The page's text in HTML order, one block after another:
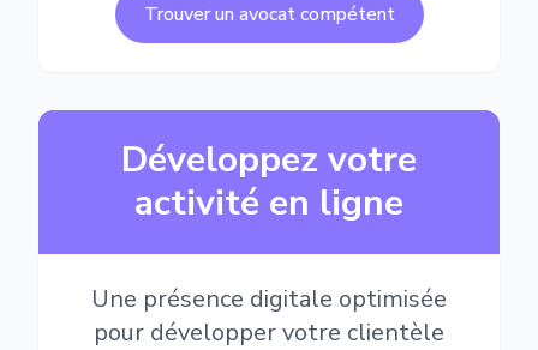
Trouver un avocat compétent
Développez votre
activité en ligne
Une présence digitale optimisée
pour développer votre clientèle